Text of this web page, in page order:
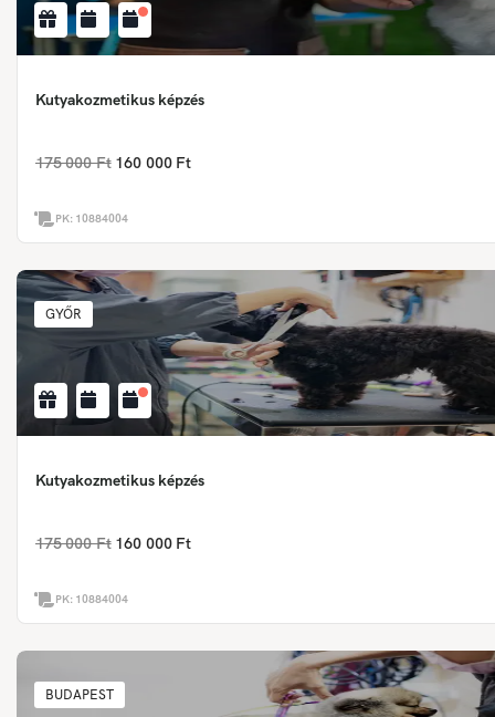
Kutyakozmetikus képzés
175 000 Ft 160 000 Ft
PK: 10884004
GYŐR
Kutyakozmetikus képzés
175 000 Ft 160 000 Ft
PK: 10884004
BUDAPEST